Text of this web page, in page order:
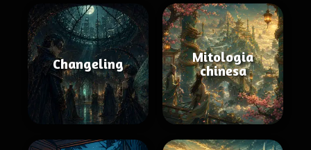
Changeling
Mitologia
chinesa